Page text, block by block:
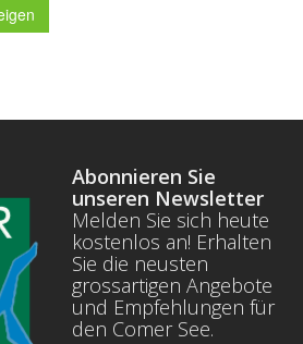
Abonnieren Sie
unseren Newsletter
Melden Sie sich heute
kostenlos an! Erhalten
Sie die neusten
grossartigen Angebote
und Empfehlungen für
den Comer See.